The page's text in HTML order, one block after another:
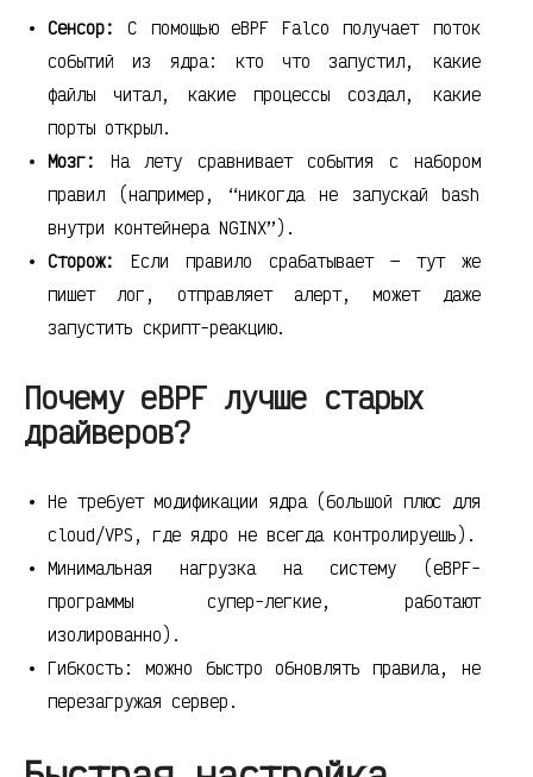
Сенсор:
С помощью eBPF Falco получает поток
событий из ядра: кто что запустил, какие
файлы читал, какие процессы создал, какие
порты открыл.
Мозг:
На лету сравнивает события с набором
правил (например, “никогда не запускай bash
внутри контейнера NGINX”).
Сторож:
Если правило срабатывает — тут же
пишет лог, отправляет алерт, может даже
запустить скрипт-реакцию.
Почему eBPF лучше старых
драйверов?
Не требует модификации ядра (большой плюс для
cloud/VPS, где ядро не всегда контролируешь).
Минимальная нагрузка на систему (eBPF-
программы супер-легкие, работают
изолированно).
Гибкость: можно быстро обновлять правила, не
перезагружая сервер.